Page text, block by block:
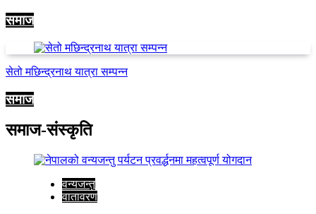
समाज
सेतो मछिन्द्रनाथ यात्रा सम्पन्न
समाज
समाज-संस्कृति
वन्यजन्तु
वातावरण